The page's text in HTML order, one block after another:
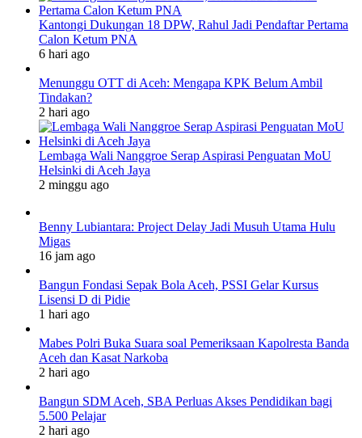
Kantongi Dukungan 18 DPW, Rahul Jadi Pendaftar Pertama
Calon Ketum PNA
6 hari ago
Menunggu OTT di Aceh: Mengapa KPK Belum Ambil
Tindakan?
2 hari ago
Lembaga Wali Nanggroe Serap Aspirasi Penguatan MoU
Helsinki di Aceh Jaya
2 minggu ago
Benny Lubiantara: Project Delay Jadi Musuh Utama Hulu
Migas
16 jam ago
Bangun Fondasi Sepak Bola Aceh, PSSI Gelar Kursus
Lisensi D di Pidie
1 hari ago
Mabes Polri Buka Suara soal Pemeriksaan Kapolresta Banda
Aceh dan Kasat Narkoba
2 hari ago
Bangun SDM Aceh, SBA Perluas Akses Pendidikan bagi
5.500 Pelajar
2 hari ago